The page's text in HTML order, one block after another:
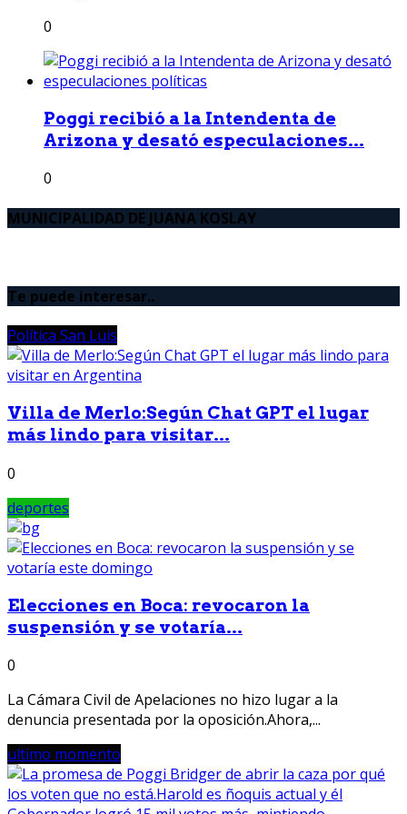
0
Poggi recibió a la Intendenta de
Arizona y desató especulaciones...
0
MUNICIPALIDAD DE JUANA KOSLAY
Te puede interesar..
Política San Luis
Villa de Merlo:Según Chat GPT el lugar
más lindo para visitar...
0
deportes
Elecciones en Boca: revocaron la
suspensión y se votaría...
0
La Cámara Civil de Apelaciones no hizo lugar a la
denuncia presentada por la oposición.Ahora,...
ultimo momento